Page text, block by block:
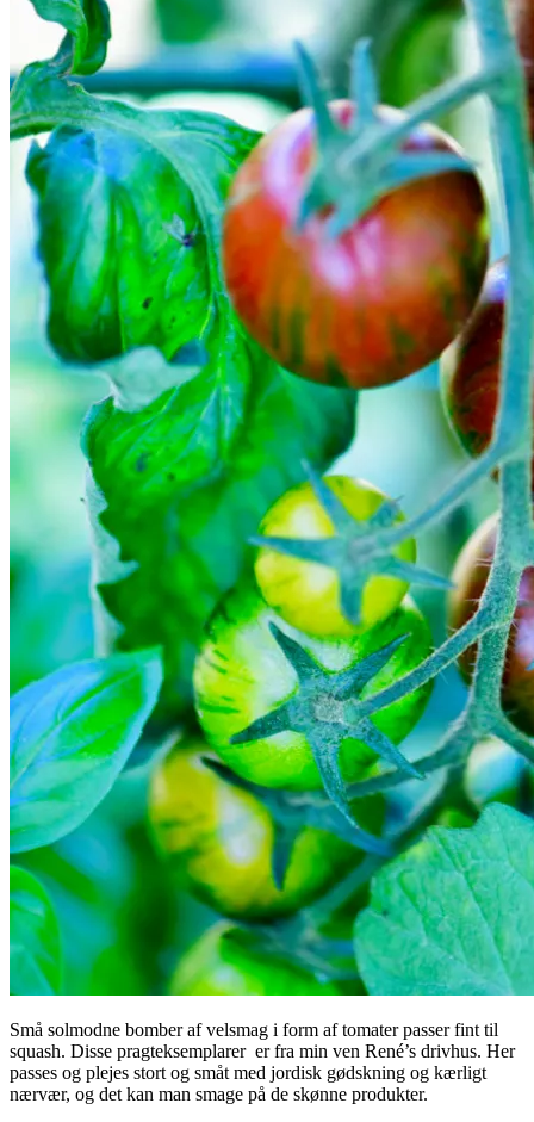
Små solmodne bomber af velsmag i form af tomater passer fint til
squash. Disse pragteksemplarer er fra min ven René’s drivhus. Her
passes og plejes stort og småt med jordisk gødskning og kærligt
nærvær, og det kan man smage på de skønne produkter.